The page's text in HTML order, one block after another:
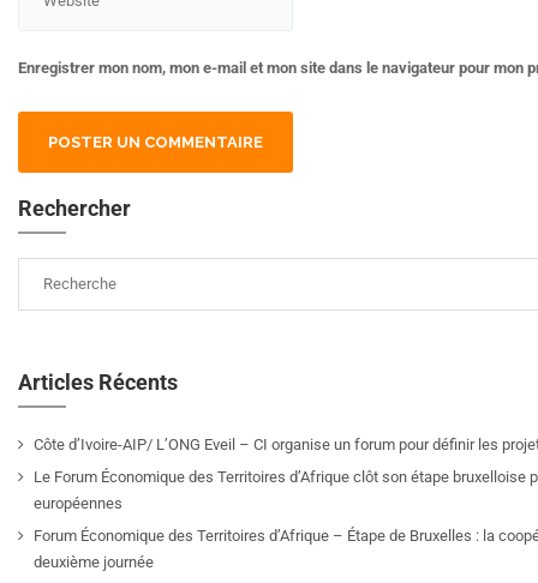
Enregistrer mon nom, mon e-mail et mon site dans le navigateur pour mon
Rechercher
Articles Récents
Côte d’Ivoire-AIP/ L’ONG Eveil – CI organise un forum pour définir les
Le Forum Économique des Territoires d’Afrique clôt son étape
européennes
Forum Économique des Territoires d’Afrique – Étape de Bruxelles : la
deuxième journée